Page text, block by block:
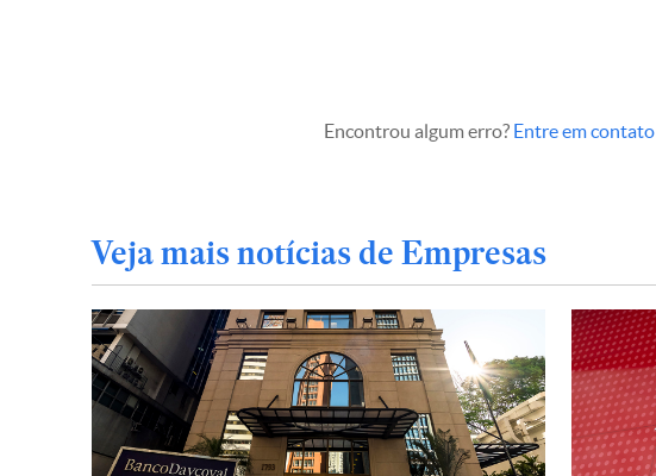
Encontrou algum erro? Entre em contato
Veja mais notícias de Empresas